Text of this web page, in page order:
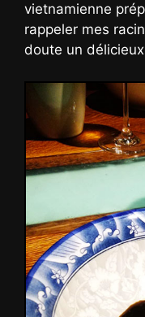
vietnamienne
rappeler mes
doute un